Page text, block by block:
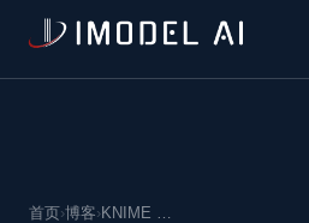
首页›博客›KNIME …